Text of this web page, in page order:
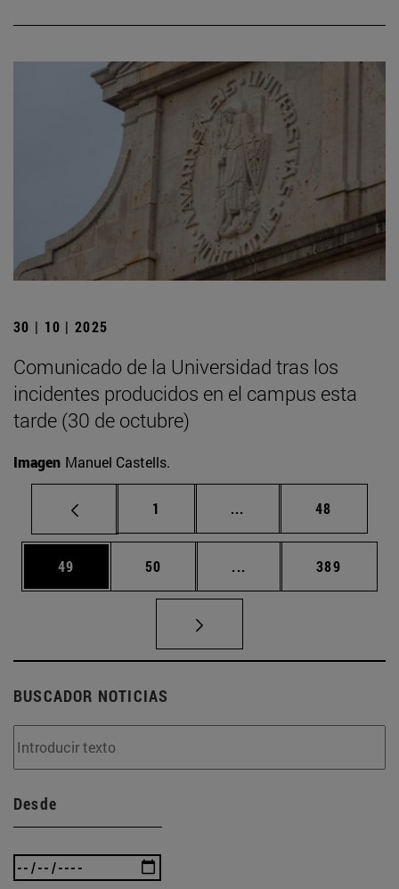
30 | 10 | 2025
Comunicado de la Universidad tras los
incidentes producidos en el campus esta
tarde (30 de octubre)
Imagen Manuel Castells.
Página
1 ... Páginas intermedias
Página
48
Página
49 Página
50 ... Páginas intermedias
Página
389
BUSCADOR NOTICIAS
Desde